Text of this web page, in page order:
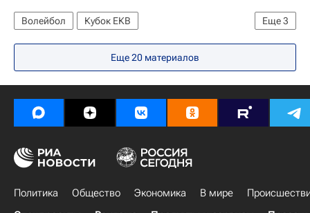
Еще3
Волейбол
Кубок ЕКВ
Белогорье (Белгород)
Зираат Банкасы
Еще 20 материалов
Политика Общество Экономика В мире